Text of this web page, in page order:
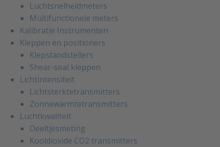
Luchtsnelheidmeters
Multifunctionele meters
Kalibratie Instrumenten
Kleppen en positioners
Klepstandstellers
Shear-seal kleppen
Lichtintensiteit
Lichtsterktetransmitters
Zonnewarmtetransmitters
Luchtkwaliteit
Deeltjesmeting
Kooldioxide CO2 transmitters